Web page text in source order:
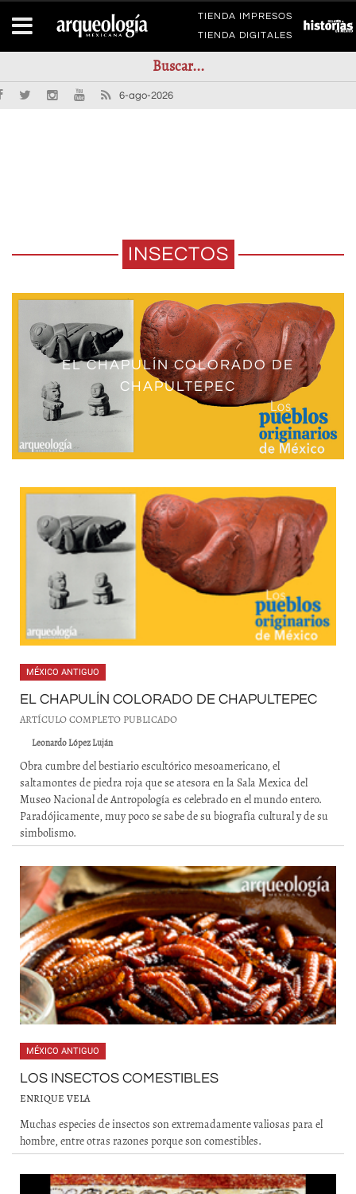
TIENDA IMPRESOS
TIENDA DIGITALES
6-ago-2026
INSECTOS
EL CHAPULÍN COLORADO DE
CHAPULTEPEC
LOS INSECTOS COMESTIBLES
ABEJAS
CIEMPIÉS
ARAÑAS
CHAPULINES
MÉXICO ANTIGUO
EL CHAPULÍN COLORADO DE CHAPULTEPEC
ARTÍCULO COMPLETO PUBLICADO
Leonardo López Luján
Obra cumbre del bestiario escultórico mesoamericano, el
saltamontes de piedra roja que se atesora en la Sala Mexica del
Museo Nacional de Antropología es celebrado en el mundo entero.
Paradójicamente, muy poco se sabe de su biografía cultural y de su
simbolismo.
MÉXICO ANTIGUO
LOS INSECTOS COMESTIBLES
ENRIQUE VELA
Muchas especies de insectos son extremadamente valiosas para el
hombre, entre otras razones porque son comestibles.